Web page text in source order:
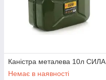
Каністра металева 10л СИЛА
Немає в наявності